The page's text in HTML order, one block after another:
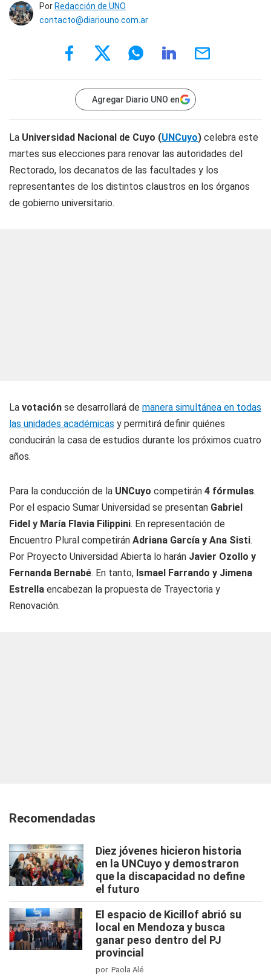
Por Redacción de UNO
contacto@diariouno.com.ar
Agregar Diario UNO en
La Universidad Nacional de Cuyo (UNCuyo) celebra este
martes sus elecciones para renovar las autoridades del
Rectorado, los decanatos de las facultades y los
representantes de los distintos claustros en los órganos
de gobierno universitario.
La votación se desarrollará de manera simultánea en todas
las unidades académicas y permitirá definir quiénes
conducirán la casa de estudios durante los próximos cuatro
años.
Para la conducción de la UNCuyo competirán 4 fórmulas.
Por el espacio Sumar Universidad se presentan Gabriel
Fidel y María Flavia Filippini. En representación de
Encuentro Plural competirán Adriana García y Ana Sisti.
Por Proyecto Universidad Abierta lo harán Javier Ozollo y
Fernanda Bernabé. En tanto, Ismael Farrando y Jimena
Estrella encabezan la propuesta de Trayectoria y
Renovación.
Recomendadas
Diez jóvenes hicieron historia
en la UNCuyo y demostraron
que la discapacidad no define
el futuro
El espacio de Kicillof abrió su
local en Mendoza y busca
ganar peso dentro del PJ
provincial
por Paola Alé